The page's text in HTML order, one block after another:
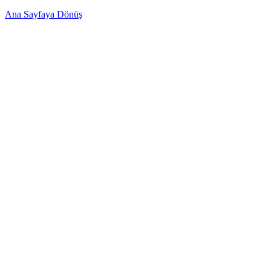
Ana Sayfaya Dönüş